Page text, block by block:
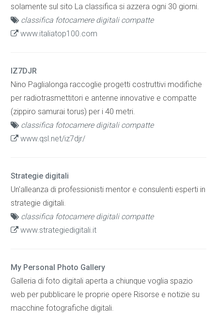
solamente sul sito La classifica si azzera ogni 30 giorni.
classifica fotocamere digitali compatte
www.italiatop100.com
IZ7DJR
Nino Paglialonga raccoglie progetti costruttivi modifiche
per radiotrasmettitori e antenne innovative e compatte
(zippiro samurai torus) per i 40 metri.
classifica fotocamere digitali compatte
www.qsl.net/iz7djr/
Strategie digitali
Un'alleanza di professionisti mentor e consulenti esperti in
strategie digitali.
classifica fotocamere digitali compatte
www.strategiedigitali.it
My Personal Photo Gallery
Galleria di foto digitali aperta a chiunque voglia spazio
web per pubblicare le proprie opere Risorse e notizie su
macchine fotografiche digitali.